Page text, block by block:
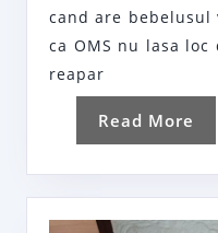
cand are
ca OMS nu lasa
reapar
Read More